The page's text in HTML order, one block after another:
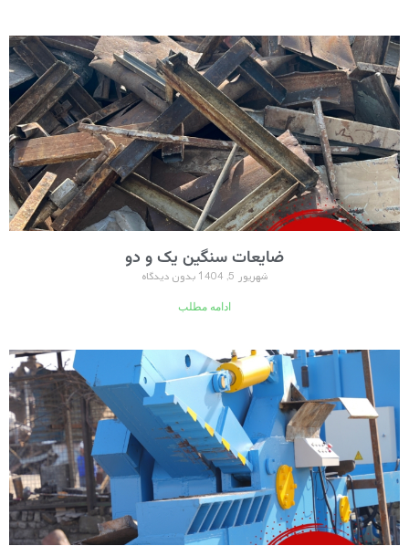
ضایعات سنگین یک و دو
شهریور 5, 1404 بدون دیدگاه
ادامه مطلب